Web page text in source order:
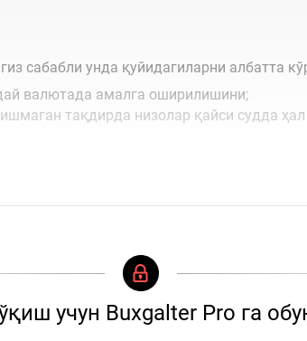
сабабли унда қуйидагиларни албатта
валютада амалга оширилишини;
тақдирда низолар қайси судда
учун Buxgalter Pro га